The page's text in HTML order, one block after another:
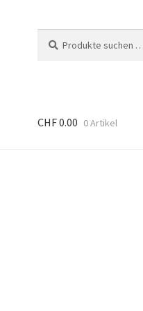
nach:
CHF0.00 0 Artikel